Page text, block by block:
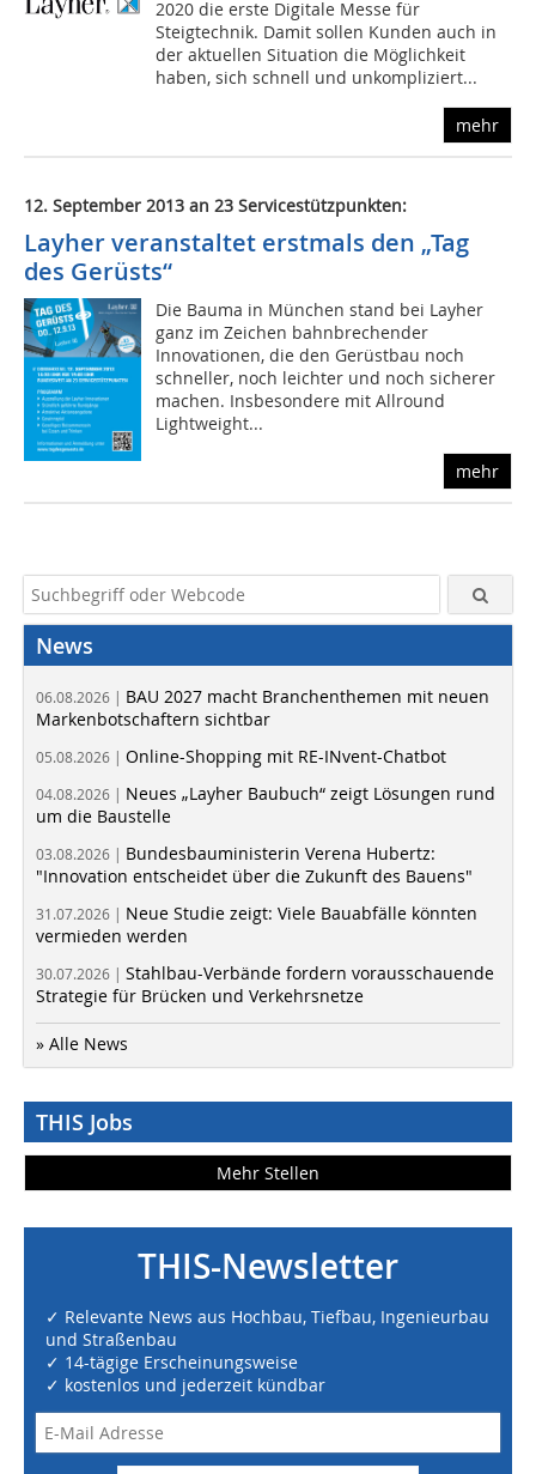
2020 die erste Digitale Messe für
Steigtechnik. Damit sollen Kunden auch in
der aktuellen Situation die Möglichkeit
haben, sich schnell und unkompliziert...
mehr
12. September 2013 an 23 Servicestützpunkten:
Layher veranstaltet erstmals den „Tag
des Gerüsts“
Die Bauma in München stand bei Layher
ganz im Zeichen bahnbrechender
Innovationen, die den Gerüstbau noch
schneller, noch leichter und noch sicherer
machen. Insbesondere mit Allround
Lightweight...
mehr
News
06.08.2026 | BAU 2027 macht Branchenthemen mit neuen
Markenbotschaftern sichtbar
05.08.2026 | Online-Shopping mit RE-INvent-Chatbot
04.08.2026 | Neues „Layher Baubuch“ zeigt Lösungen rund
um die Baustelle
03.08.2026 | Bundesbauministerin Verena Hubertz:
"Innovation entscheidet über die Zukunft des Bauens"
31.07.2026 | Neue Studie zeigt: Viele Bauabfälle könnten
vermieden werden
30.07.2026 | Stahlbau-Verbände fordern vorausschauende
Strategie für Brücken und Verkehrsnetze
» Alle News
THIS Jobs
Mehr Stellen
THIS-Newsletter
✓ Relevante News aus Hochbau, Tiefbau, Ingenieurbau
und Straßenbau
✓ 14-tägige Erscheinungsweise
✓ kostenlos und jederzeit kündbar